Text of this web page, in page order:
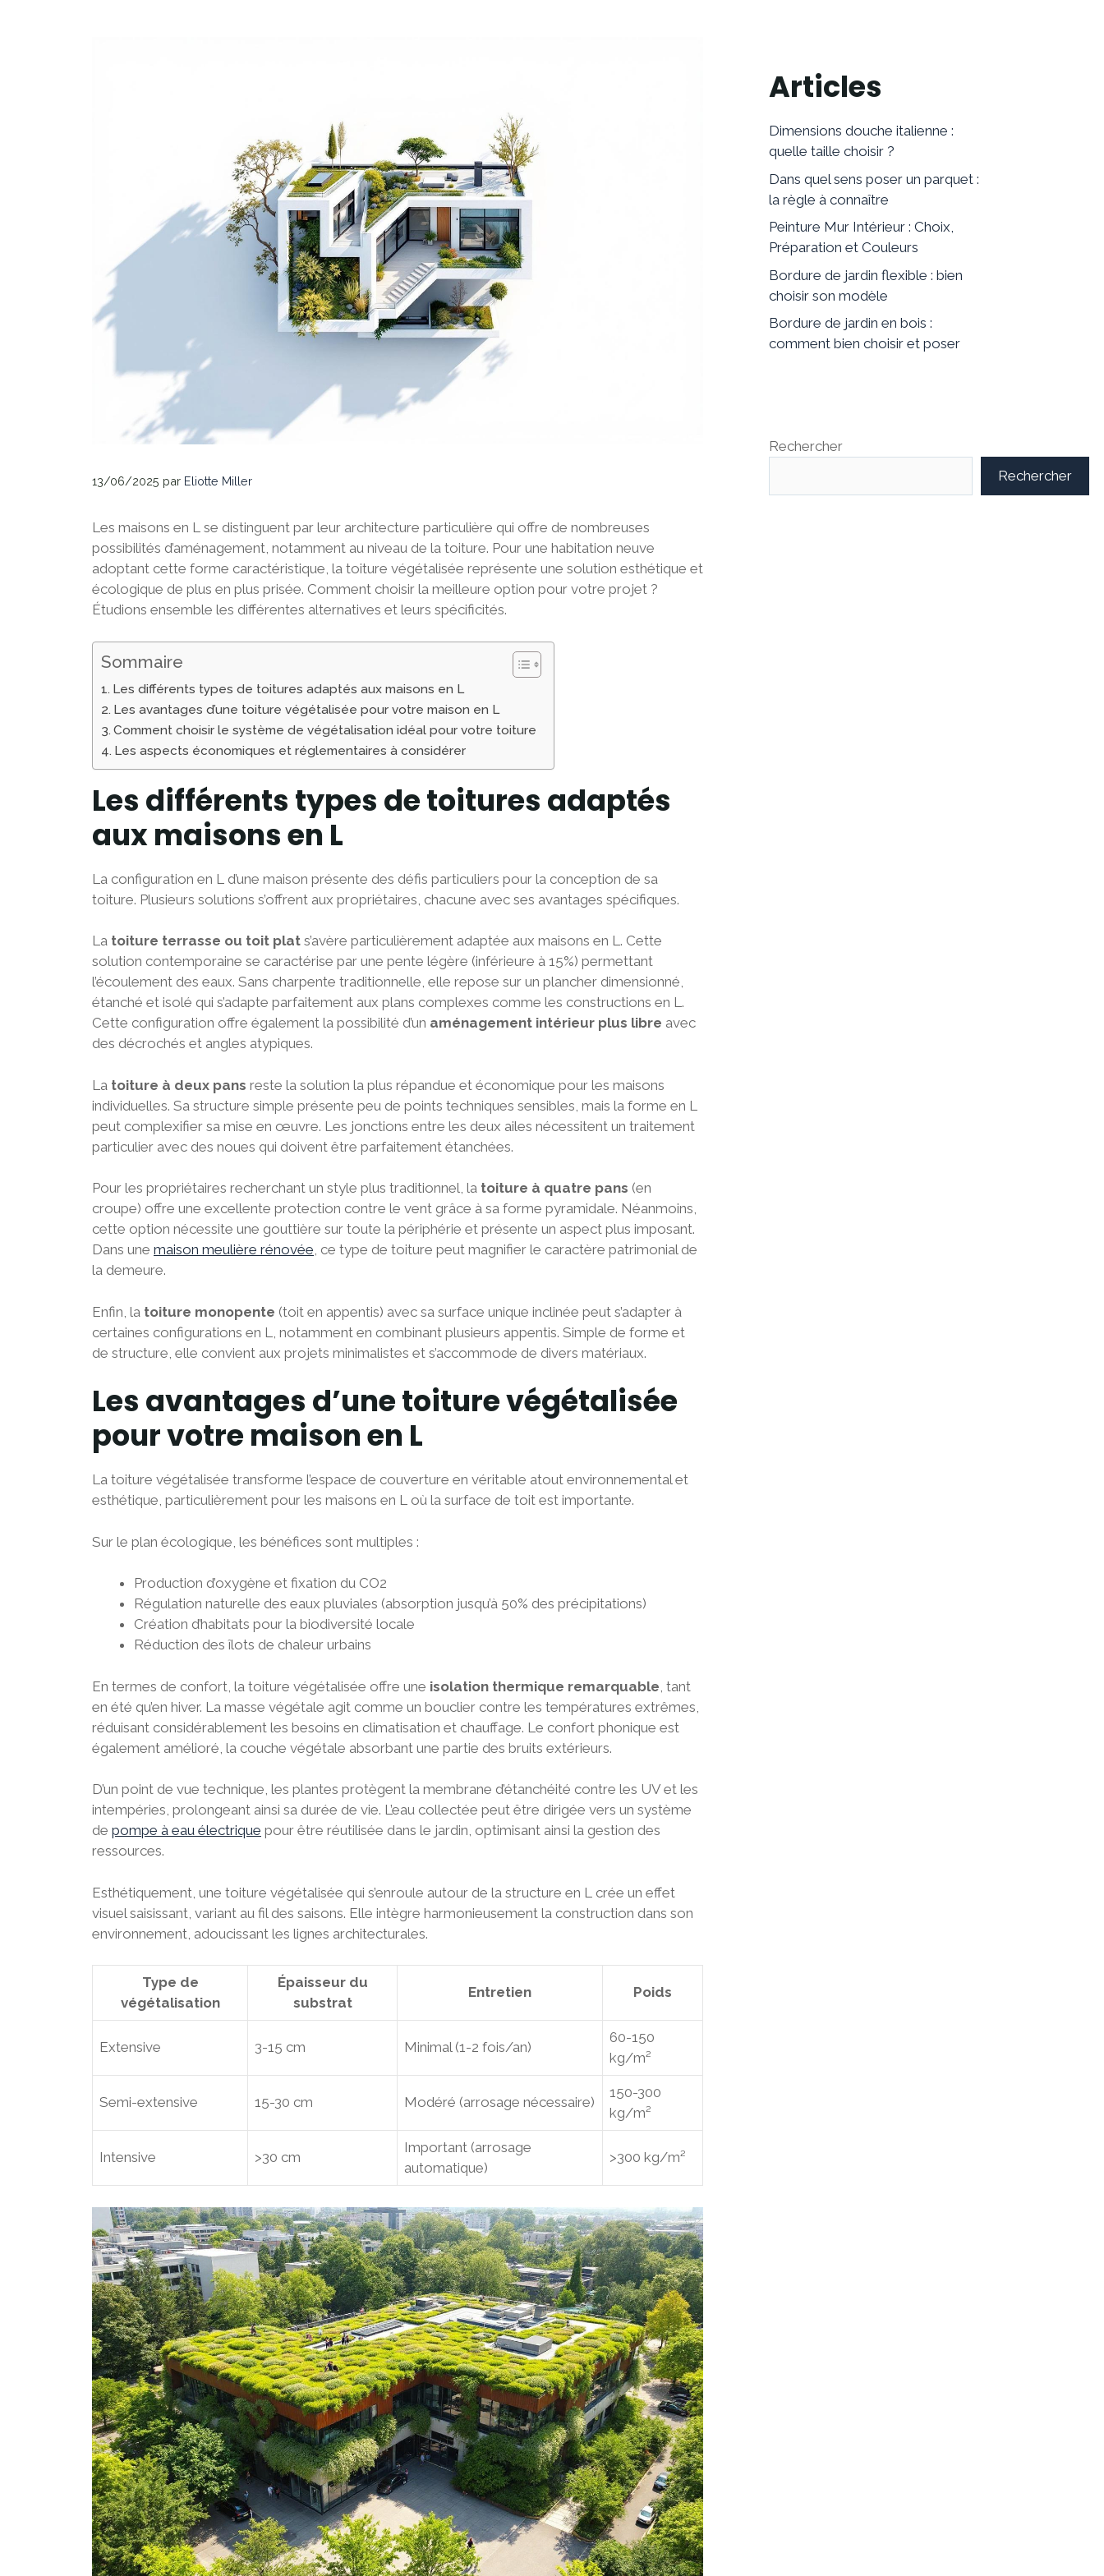
13/06/2025 par Eliotte Miller
Les maisons en L se distinguent par leur architecture particulière qui offre de nombreuses
possibilités d’aménagement, notamment au niveau de la toiture. Pour une habitation neuve
adoptant cette forme caractéristique, la toiture végétalisée représente une solution esthétique et
écologique de plus en plus prisée. Comment choisir la meilleure option pour votre projet ?
Étudions ensemble les différentes alternatives et leurs spécificités.
Sommaire
Les différents types de toitures adaptés aux maisons en L
Les avantages d’une toiture végétalisée pour votre maison en L
Comment choisir le système de végétalisation idéal pour votre toiture
Les aspects économiques et réglementaires à considérer
Les différents types de toitures adaptés
aux maisons en L
La configuration en L d’une maison présente des défis particuliers pour la conception de sa
toiture. Plusieurs solutions s’offrent aux propriétaires, chacune avec ses avantages spécifiques.
La toiture terrasse ou toit plat s’avère particulièrement adaptée aux maisons en L. Cette
solution contemporaine se caractérise par une pente légère (inférieure à 15%) permettant
l’écoulement des eaux. Sans charpente traditionnelle, elle repose sur un plancher dimensionné,
étanché et isolé qui s’adapte parfaitement aux plans complexes comme les constructions en L.
Cette configuration offre également la possibilité d’un aménagement intérieur plus libre avec
des décrochés et angles atypiques.
La toiture à deux pans reste la solution la plus répandue et économique pour les maisons
individuelles. Sa structure simple présente peu de points techniques sensibles, mais la forme en L
peut complexifier sa mise en œuvre. Les jonctions entre les deux ailes nécessitent un traitement
particulier avec des noues qui doivent être parfaitement étanchées.
Pour les propriétaires recherchant un style plus traditionnel, la toiture à quatre pans (en
croupe) offre une excellente protection contre le vent grâce à sa forme pyramidale. Néanmoins,
cette option nécessite une gouttière sur toute la périphérie et présente un aspect plus imposant.
Dans une maison meulière rénovée, ce type de toiture peut magnifier le caractère patrimonial de
la demeure.
Enfin, la toiture monopente (toit en appentis) avec sa surface unique inclinée peut s’adapter à
certaines configurations en L, notamment en combinant plusieurs appentis. Simple de forme et
de structure, elle convient aux projets minimalistes et s’accommode de divers matériaux.
Les avantages d’une toiture végétalisée
pour votre maison en L
La toiture végétalisée transforme l’espace de couverture en véritable atout environnemental et
esthétique, particulièrement pour les maisons en L où la surface de toit est importante.
Sur le plan écologique, les bénéfices sont multiples :
Production d’oxygène et fixation du CO2
Régulation naturelle des eaux pluviales (absorption jusqu’à 50% des précipitations)
Création d’habitats pour la biodiversité locale
Réduction des îlots de chaleur urbains
En termes de confort, la toiture végétalisée offre une isolation thermique remarquable , tant
en été qu’en hiver. La masse végétale agit comme un bouclier contre les températures extrêmes,
réduisant considérablement les besoins en climatisation et chauffage. Le confort phonique est
également amélioré, la couche végétale absorbant une partie des bruits extérieurs.
D’un point de vue technique, les plantes protègent la membrane d’étanchéité contre les UV et les
intempéries, prolongeant ainsi sa durée de vie. L’eau collectée peut être dirigée vers un système
de pompe à eau électrique pour être réutilisée dans le jardin, optimisant ainsi la gestion des
ressources.
Esthétiquement, une toiture végétalisée qui s’enroule autour de la structure en L crée un effet
visuel saisissant, variant au fil des saisons. Elle intègre harmonieusement la construction dans son
environnement, adoucissant les lignes architecturales.
Type de
végétalisation
Épaisseur du
substrat
Entretien Poids
Extensive 3-15 cm Minimal (1-2 fois/an)
60-150
kg/m²
Semi-extensive 15-30 cm Modéré (arrosage nécessaire)
150-300
kg/m²
Intensive >30 cm
Important (arrosage
automatique)
>300 kg/m²
Articles
Dimensions douche italienne :
quelle taille choisir ?
Dans quel sens poser un parquet :
la règle à connaître
Peinture Mur Intérieur : Choix,
Préparation et Couleurs
Bordure de jardin flexible : bien
choisir son modèle
Bordure de jardin en bois :
comment bien choisir et poser
Rechercher
Rechercher